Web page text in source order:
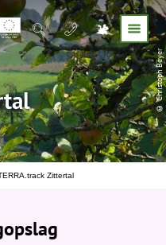
© Christoph Beyer
Zittertal